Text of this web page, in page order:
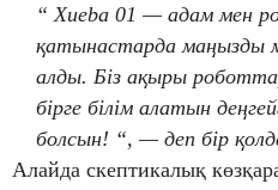
“ Xueba 01 — адам мен
қатынастарда маңызды
алды. Біз ақыры
бірге білім алатын
болсын! “, — деп бір
Алайда скептикалық